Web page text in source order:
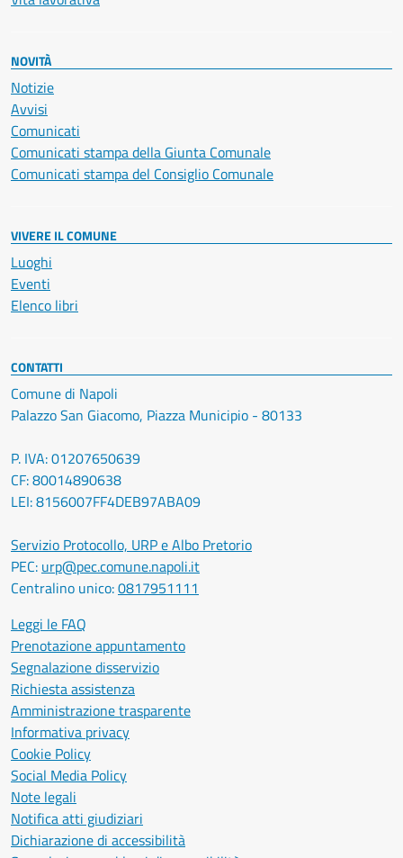
NOVITÀ
Notizie
Avvisi
Comunicati
Comunicati stampa della Giunta Comunale
Comunicati stampa del Consiglio Comunale
VIVERE IL COMUNE
Luoghi
Eventi
Elenco libri
CONTATTI
Comune di Napoli
Palazzo San Giacomo, Piazza Municipio - 80133
P. IVA: 01207650639
CF: 80014890638
LEI: 8156007FF4DEB97ABA09
Servizio Protocollo, URP e Albo Pretorio
PEC: urp@pec.comune.napoli.it
Centralino unico:0817951111
Leggi le FAQ
Prenotazione appuntamento
Segnalazione disservizio
Richiesta assistenza
Amministrazione trasparente
Informativa privacy
Cookie Policy
Social Media Policy
Note legali
Notifica atti giudiziari
Dichiarazione di accessibilità